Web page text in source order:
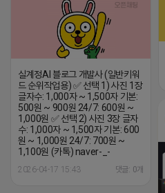
실계정AI 블로그 개발사 (일반키워
드 순위작업용) ✅ 선택 1) 사진 1장
글자수: 1,000자 ~ 1,500자 기본:
500원 ~ 900원 24/7: 600원 ~
1,000원 ✅ 선택 2) 사진 3장 글자
수: 1,000자 ~ 1,500자 기본: 600
원 ~ 1,000원 24/7: 700원 ~
1,100원 (카톡) naver-_-
2026-04-17 15:43 댓글: 0개